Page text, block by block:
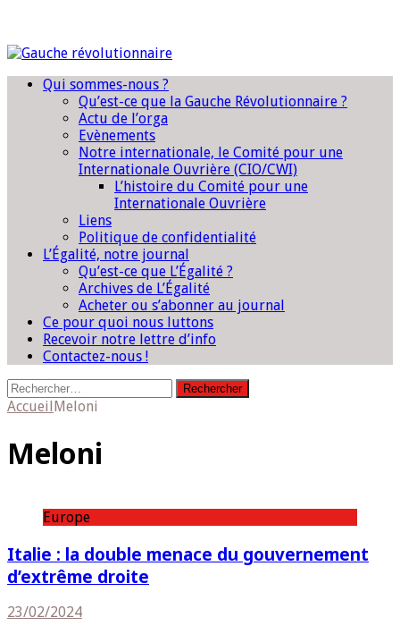
Qui sommes-nous ?
Qu’est-ce que la Gauche Révolutionnaire ?
Actu de l’orga
Evènements
Notre internationale, le Comité pour une
Internationale Ouvrière (CIO/CWI)
L’histoire du Comité pour une
Internationale Ouvrière
Liens
Politique de confidentialité
L’Égalité, notre journal
Qu’est-ce que L’Égalité ?
Archives de L’Égalité
Acheter ou s’abonner au journal
Ce pour quoi nous luttons
Recevoir notre lettre d’info
Contactez-nous !
Rechercher :
AccueilMeloni
Meloni
Europe
Italie : la double menace du gouvernement
d’extrême droite
23/02/2024